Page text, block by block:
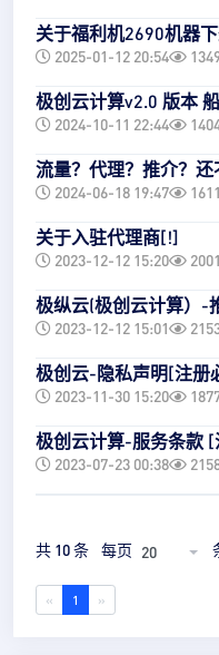
关于福利机2690机器
2025-01-12 20:54
极创云计算v2.0 版本
2024-10-11 22:44
流量？代理？推介？还
2024-06-18 19:47 1611
关于入驻代理商[!]
2023-12-12 15:20 2001
极纵云(极创云计算）-
2023-12-12 15:01
极创云-隐私声明[注册
2023-11-30 15:20
极创云计算-服务条款
2023-07-23 00:38
共 10 条 每页 20
« 1 »